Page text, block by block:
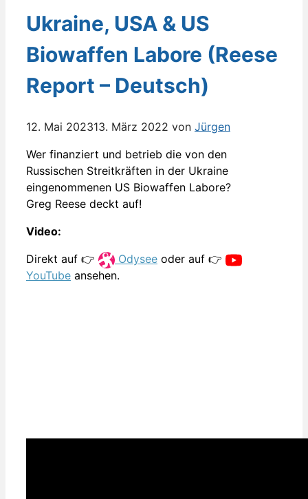
Ukraine, USA & US
Biowaffen Labore (Reese
Report – Deutsch)
12. Mai 202313. März 2022 von Jürgen
Wer finanziert und betrieb die von den
Russischen Streitkräften in der Ukraine
eingenommenen US Biowaffen Labore?
Greg Reese deckt auf!
Video:
Direkt auf 👉
Odysee oder auf 👉
YouTube ansehen.